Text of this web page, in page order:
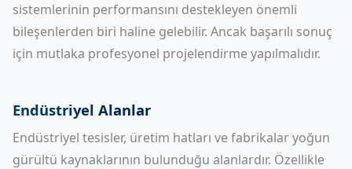
sistemlerinin performansını destekleyen önemli
bileşenlerden biri haline gelebilir. Ancak başarılı sonuç
için mutlaka profesyonel projelendirme yapılmalıdır.
Endüstriyel Alanlar
Endüstriyel tesisler, üretim hatları ve fabrikalar yoğun
gürültü kaynaklarının bulunduğu alanlardır. Özellikle